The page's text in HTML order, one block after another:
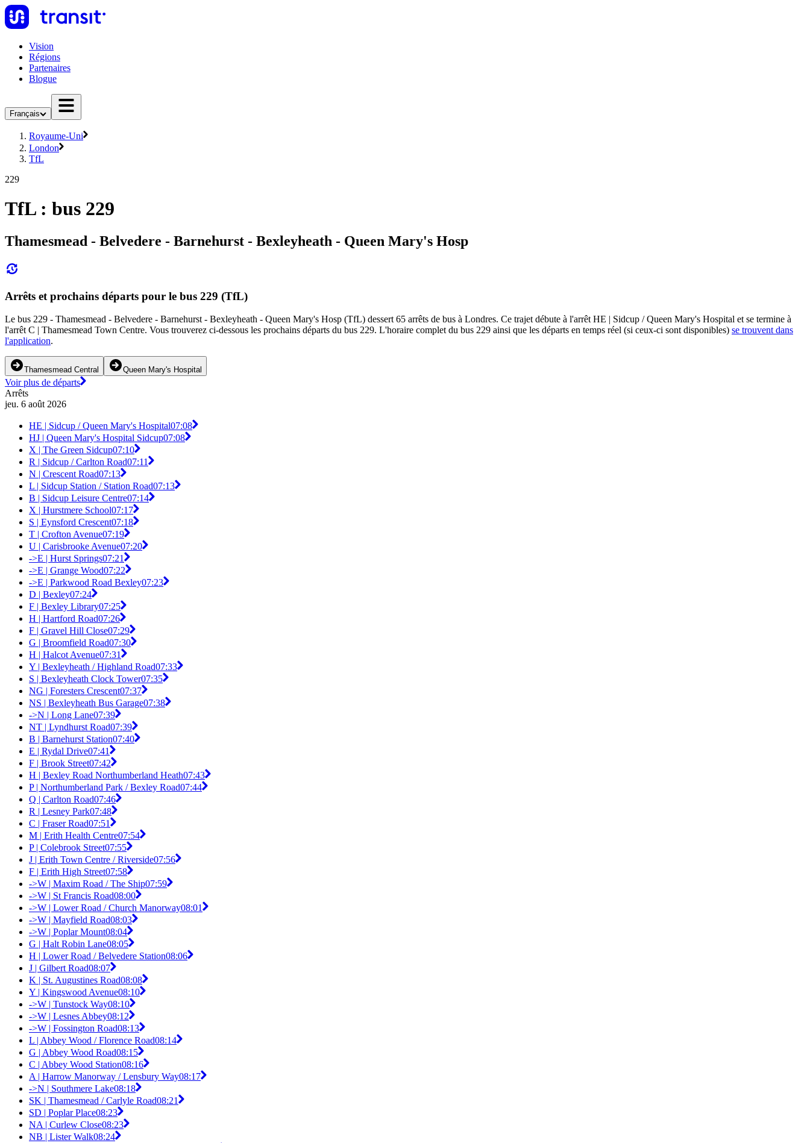
Vision
Régions
Partenaires
Blogue
Français
Royaume-Uni
London
TfL
229
TfL : bus 229
Thamesmead - Belvedere - Barnehurst - Bexleyheath - Queen Mary's Hosp
Arrêts et prochains départs pour le bus 229 (TfL)
Le bus 229 - Thamesmead - Belvedere - Barnehurst - Bexleyheath - Queen Mary's Hosp (TfL) dessert 65 arrêts de bus à Londres. Ce trajet débute à l'arrêt HE | Sidcup / Queen Mary's Hospital et se termine à
l'arrêt C | Thamesmead Town Centre. Vous trouverez ci-dessous les prochains départs du bus 229. L'horaire complet du bus 229 ainsi que les départs en temps réel (si ceux-ci sont disponibles) se trouvent dans
l'application.
Thamesmead Central Queen Mary's Hospital
Voir plus de départs
Arrêts
jeu. 6 août 2026
HE | Sidcup / Queen Mary's Hospital07:08
HJ | Queen Mary's Hospital Sidcup07:08
X | The Green Sidcup07:10
R | Sidcup / Carlton Road07:11
N | Crescent Road07:13
L | Sidcup Station / Station Road07:13
B | Sidcup Leisure Centre07:14
X | Hurstmere School07:17
S | Eynsford Crescent07:18
T | Crofton Avenue07:19
U | Carisbrooke Avenue07:20
->E | Hurst Springs07:21
->E | Grange Wood07:22
->E | Parkwood Road Bexley07:23
D | Bexley07:24
F | Bexley Library07:25
H | Hartford Road07:26
F | Gravel Hill Close07:29
G | Broomfield Road07:30
H | Halcot Avenue07:31
Y | Bexleyheath / Highland Road07:33
S | Bexleyheath Clock Tower07:35
NG | Foresters Crescent07:37
NS | Bexleyheath Bus Garage07:38
->N | Long Lane07:39
NT | Lyndhurst Road07:39
B | Barnehurst Station07:40
E | Rydal Drive07:41
F | Brook Street07:42
H | Bexley Road Northumberland Heath07:43
P | Northumberland Park / Bexley Road07:44
Q | Carlton Road07:46
R | Lesney Park07:48
C | Fraser Road07:51
M | Erith Health Centre07:54
P | Colebrook Street07:55
J | Erith Town Centre / Riverside07:56
F | Erith High Street07:58
->W | Maxim Road / The Ship07:59
->W | St Francis Road08:00
->W | Lower Road / Church Manorway08:01
->W | Mayfield Road08:03
->W | Poplar Mount08:04
G | Halt Robin Lane08:05
H | Lower Road / Belvedere Station08:06
J | Gilbert Road08:07
K | St. Augustines Road08:08
Y | Kingswood Avenue08:10
->W | Tunstock Way08:10
->W | Lesnes Abbey08:12
->W | Fossington Road08:13
L | Abbey Wood / Florence Road08:14
G | Abbey Wood Road08:15
C | Abbey Wood Station08:16
A | Harrow Manorway / Lensbury Way08:17
->N | Southmere Lake08:18
SK | Thamesmead / Carlyle Road08:21
SD | Poplar Place08:23
NA | Curlew Close08:23
NB | Lister Walk08:24